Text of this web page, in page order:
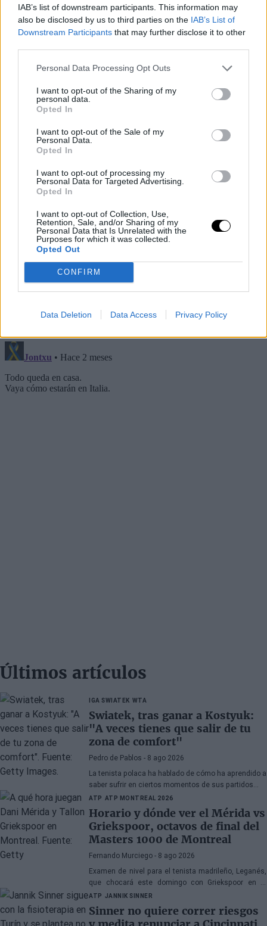
IAB’s list of downstream participants. This information may
also be disclosed by us to third parties on the IAB’s List of
Downstream Participants that may further disclose it to other
Personal Data Processing Opt Outs
I want to opt-out of the Sharing of my
personal data.
Opted In
I want to opt-out of the Sale of my
Personal Data.
Opted In
I want to opt-out of processing my
Personal Data for Targeted Advertising.
Opted In
I want to opt-out of Collection, Use,
Retention, Sale, and/or Sharing of my
Personal Data that Is Unrelated with the
Purposes for which it was collected.
Opted Out
CONFIRM
Data Deletion Data Access Privacy Policy
Family first 🇮🇹😍
Cobolli is greeted by his eventual semi-final
#RolandGarros
Últimos artículos
IGA SWIATEK WTA
Swiatek, tras ganar a Kostyuk:
"A veces tienes que salir de tu
zona de comfort"
Pedro de Pablos - 8 ago 2026
La tenista polaca ha hablado de cómo ha aprendido a
saber sufrir en ciertos momentos de sus partidos
tras meterse en cuartos de final del WTA Toronto.
ATP ATP MONTREAL 2026
Horario y dónde ver el Mérida vs
Griekspoor, octavos de final del
Masters 1000 de Montreal
Fernando Murciego - 8 ago 2026
Examen de nivel para el tenista madrileño, Leganés,
que chocará este domingo con Griekspoor en el
duelo que te empuja directamnte a los cuartos de
final en Canadá. A continuación, toda la información.
ATP JANNIK SINNER
Sinner no quiere correr riesgos